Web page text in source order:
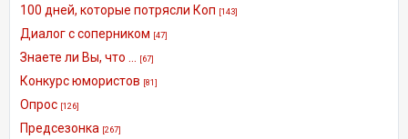
100 дней, которые потрясли Коп [143]
Диалог с соперником [47]
Знаете ли Вы, что ... [67]
Конкурс юмористов [81]
Опрос [126]
Предсезонка [267]